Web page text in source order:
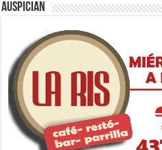
Auspician